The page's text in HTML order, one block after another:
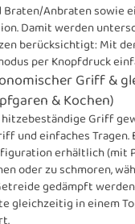
Braten/Anbraten sowie
Damit werden
berücksichtigt: Mit
per Knopfdruck
Griff &
& Kochen)
Griff
und einfaches Tragen.
erhältlich (mit
oder zu schmoren,
gedämpft
gleichzeitig in einem